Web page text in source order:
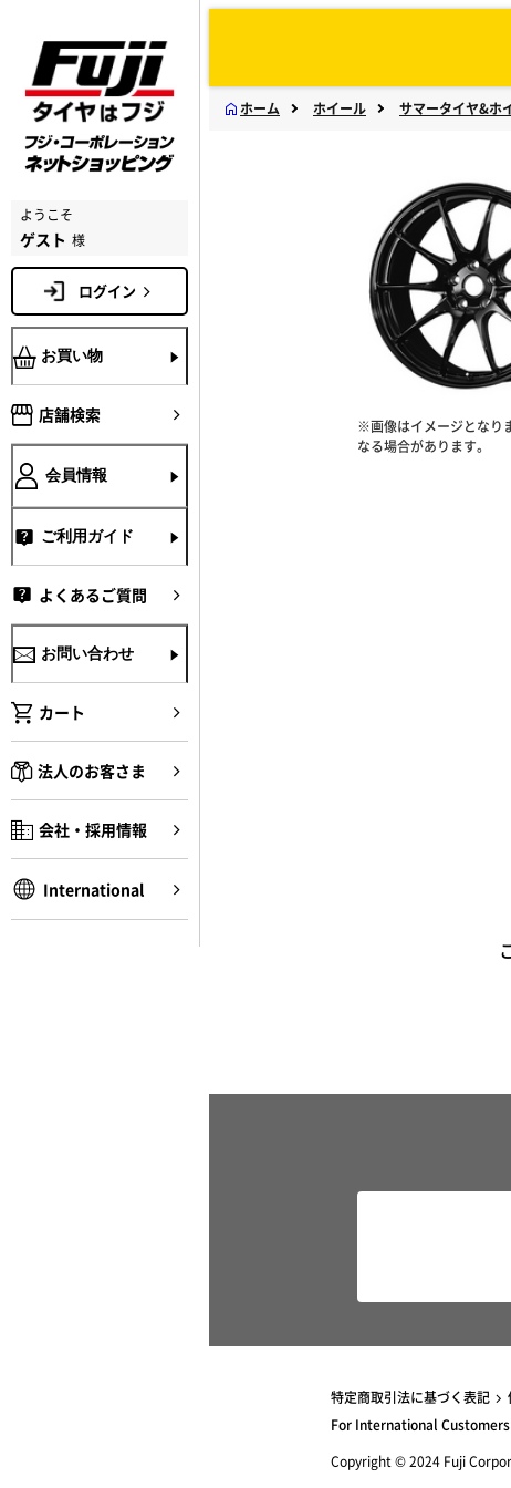
ようこそ
ゲスト 様
ログイン
お買い物
店舗検索
会員情報
ご利用ガイド
よくあるご質問
お問い合わせ
カート
法人のお客さま
会社・採用情報
International
ホーム ホイール サマータイヤ&ホ
※画像はイメージとなり
なる場合があります。
特定商取引法に基づく表記
For International Customers
Copyright © 2024 Fuji